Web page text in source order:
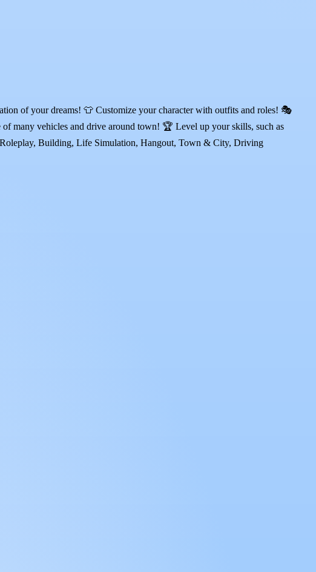
of your dreams! 👕 Customize your character with outfits and roles! 🎭
many vehicles and drive around town! 🏆 Level up your skills, such as
Building, Life Simulation, Hangout, Town & City, Driving